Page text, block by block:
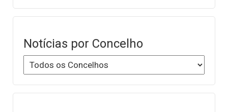
Notícias por Concelho